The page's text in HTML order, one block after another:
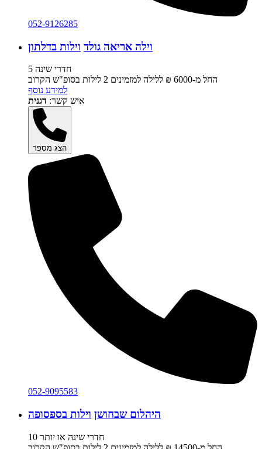
052-9126285
וילה אריאה גולד וילות בדלתון
5 חדרי שינה
החל מ-‏6000 ₪ ללילה למזמינים 2 לילות בסופ"ש הקרוב
למידע נוסף
איש קשר: דגנית
הצג מספר
052-9095583
היהלום שבחושן וילות בספסופה
10 חדרי שינה או יותר